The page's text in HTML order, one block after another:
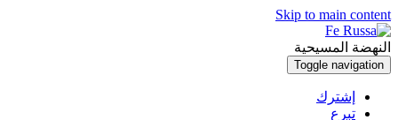
Skip to main content
النهضة المسيحية
Toggle navigation
إشترك
تبرع